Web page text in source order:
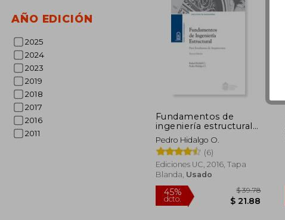
AÑO EDICIÓN
2025
2024
2023
2019
2018
2017
2016
2011
45%
Fundamentos de
ingeniería estructural
para estudiantes de
arquitectura
Pedro Hidalgo O.
(6)
Ediciones UC, 2016, Tapa
Blanda, Usado